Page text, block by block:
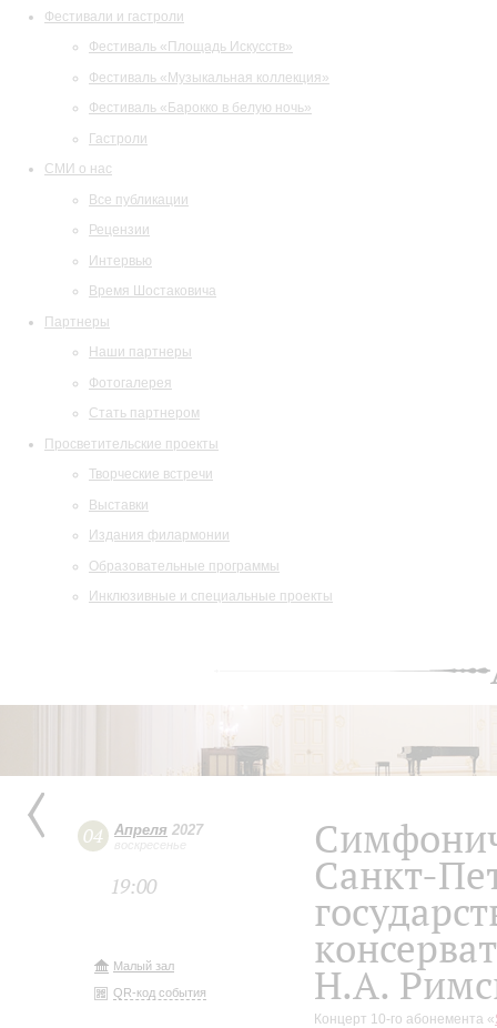
Фестивали и гастроли
Фестиваль «Площадь Искусств»
Фестиваль «Музыкальная коллекция»
Фестиваль «Барокко в белую ночь»
Гастроли
СМИ о нас
Все публикации
Рецензии
Интервью
Время Шостаковича
Партнеры
Наши партнеры
Фотогалерея
Стать партнером
Просветительские проекты
Творческие встречи
Выставки
Издания филармонии
Образовательные программы
Инклюзивные и специальные проекты
04 Апреля 2027
воскресенье
19:00
Малый зал
QR-код события
Санкт-
Н.А.
Концерт 10-го абонемента «